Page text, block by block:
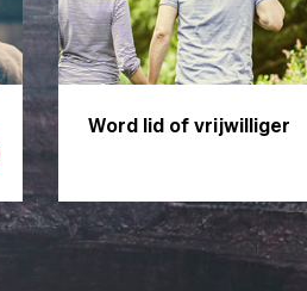
Word lid of vrijwilliger